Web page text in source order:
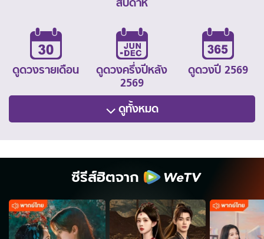
สัปดาห์
ดูดวงรายเดือน
ดูดวงครึ่งปีหลัง
2569
ดูดวงปี 2569
ดูทั้งหมด
ซีรีส์ฮิตจาก